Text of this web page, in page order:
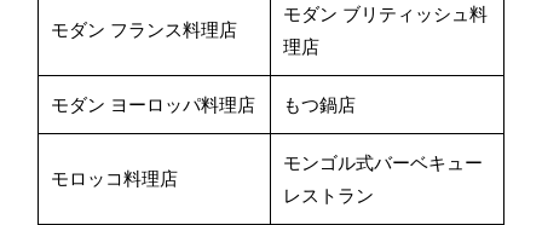
モダン フランス料理店
モダン ブリティッシュ料
理店
モダン ヨーロッパ料理店 もつ鍋店
モロッコ料理店
モンゴル式バーベキュー
レストラン